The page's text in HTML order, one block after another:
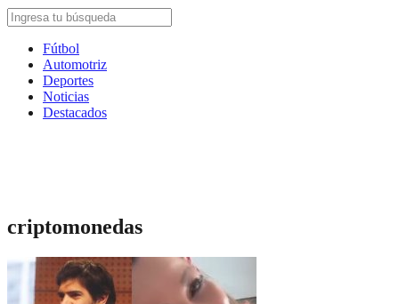
Fútbol
Automotriz
Deportes
Noticias
Destacados
criptomonedas